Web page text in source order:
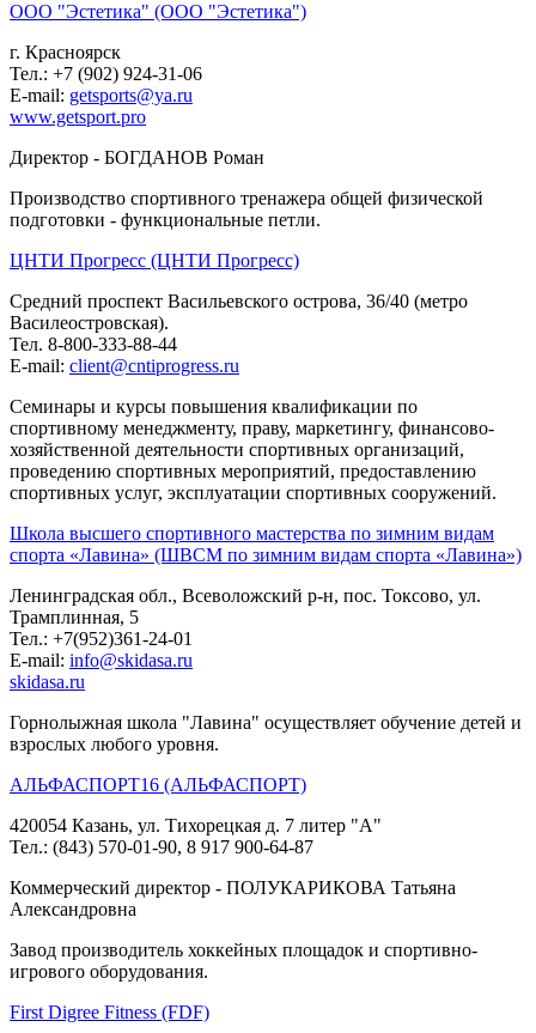
ООО "Эстетика" (ООО "Эстетика")
г. Красноярск
Тел.: +7 (902) 924-31-06
E-mail: getsports@ya.ru
www.getsport.pro
Директор - БОГДАНОВ Роман
Производство спортивного тренажера общей физической
подготовки - функциональные петли.
ЦНТИ Прогресс (ЦНТИ Прогресс)
Средний проспект Васильевского острова, 36/40 (метро
Василеостровская).
Тел. 8-800-333-88-44
E-mail: client@cntiprogress.ru
Семинары и курсы повышения квалификации по
спортивному менеджменту, праву, маркетингу, финансово-
хозяйственной деятельности спортивных организаций,
проведению спортивных мероприятий, предоставлению
спортивных услуг, эксплуатации спортивных сооружений.
Школа высшего спортивного мастерства по зимним видам
спорта «Лавина» (ШВСМ по зимним видам спорта «Лавина»)
Ленинградская обл., Всеволожский р-н, пос. Токсово, ул.
Трамплинная, 5
Тел.: +7(952)361-24-01
E-mail: info@skidasa.ru
skidasa.ru
Горнолыжная школа "Лавина" осуществляет обучение детей и
взрослых любого уровня.
АЛЬФАСПОРТ16 (АЛЬФАСПОРТ)
420054 Казань, ул. Тихорецкая д. 7 литер "А"
Тел.: (843) 570-01-90, 8 917 900-64-87
Коммерческий директор - ПОЛУКАРИКОВА Татьяна
Александровна
Завод производитель хоккейных площадок и спортивно-
игрового оборудования.
First Digree Fitness (FDF)